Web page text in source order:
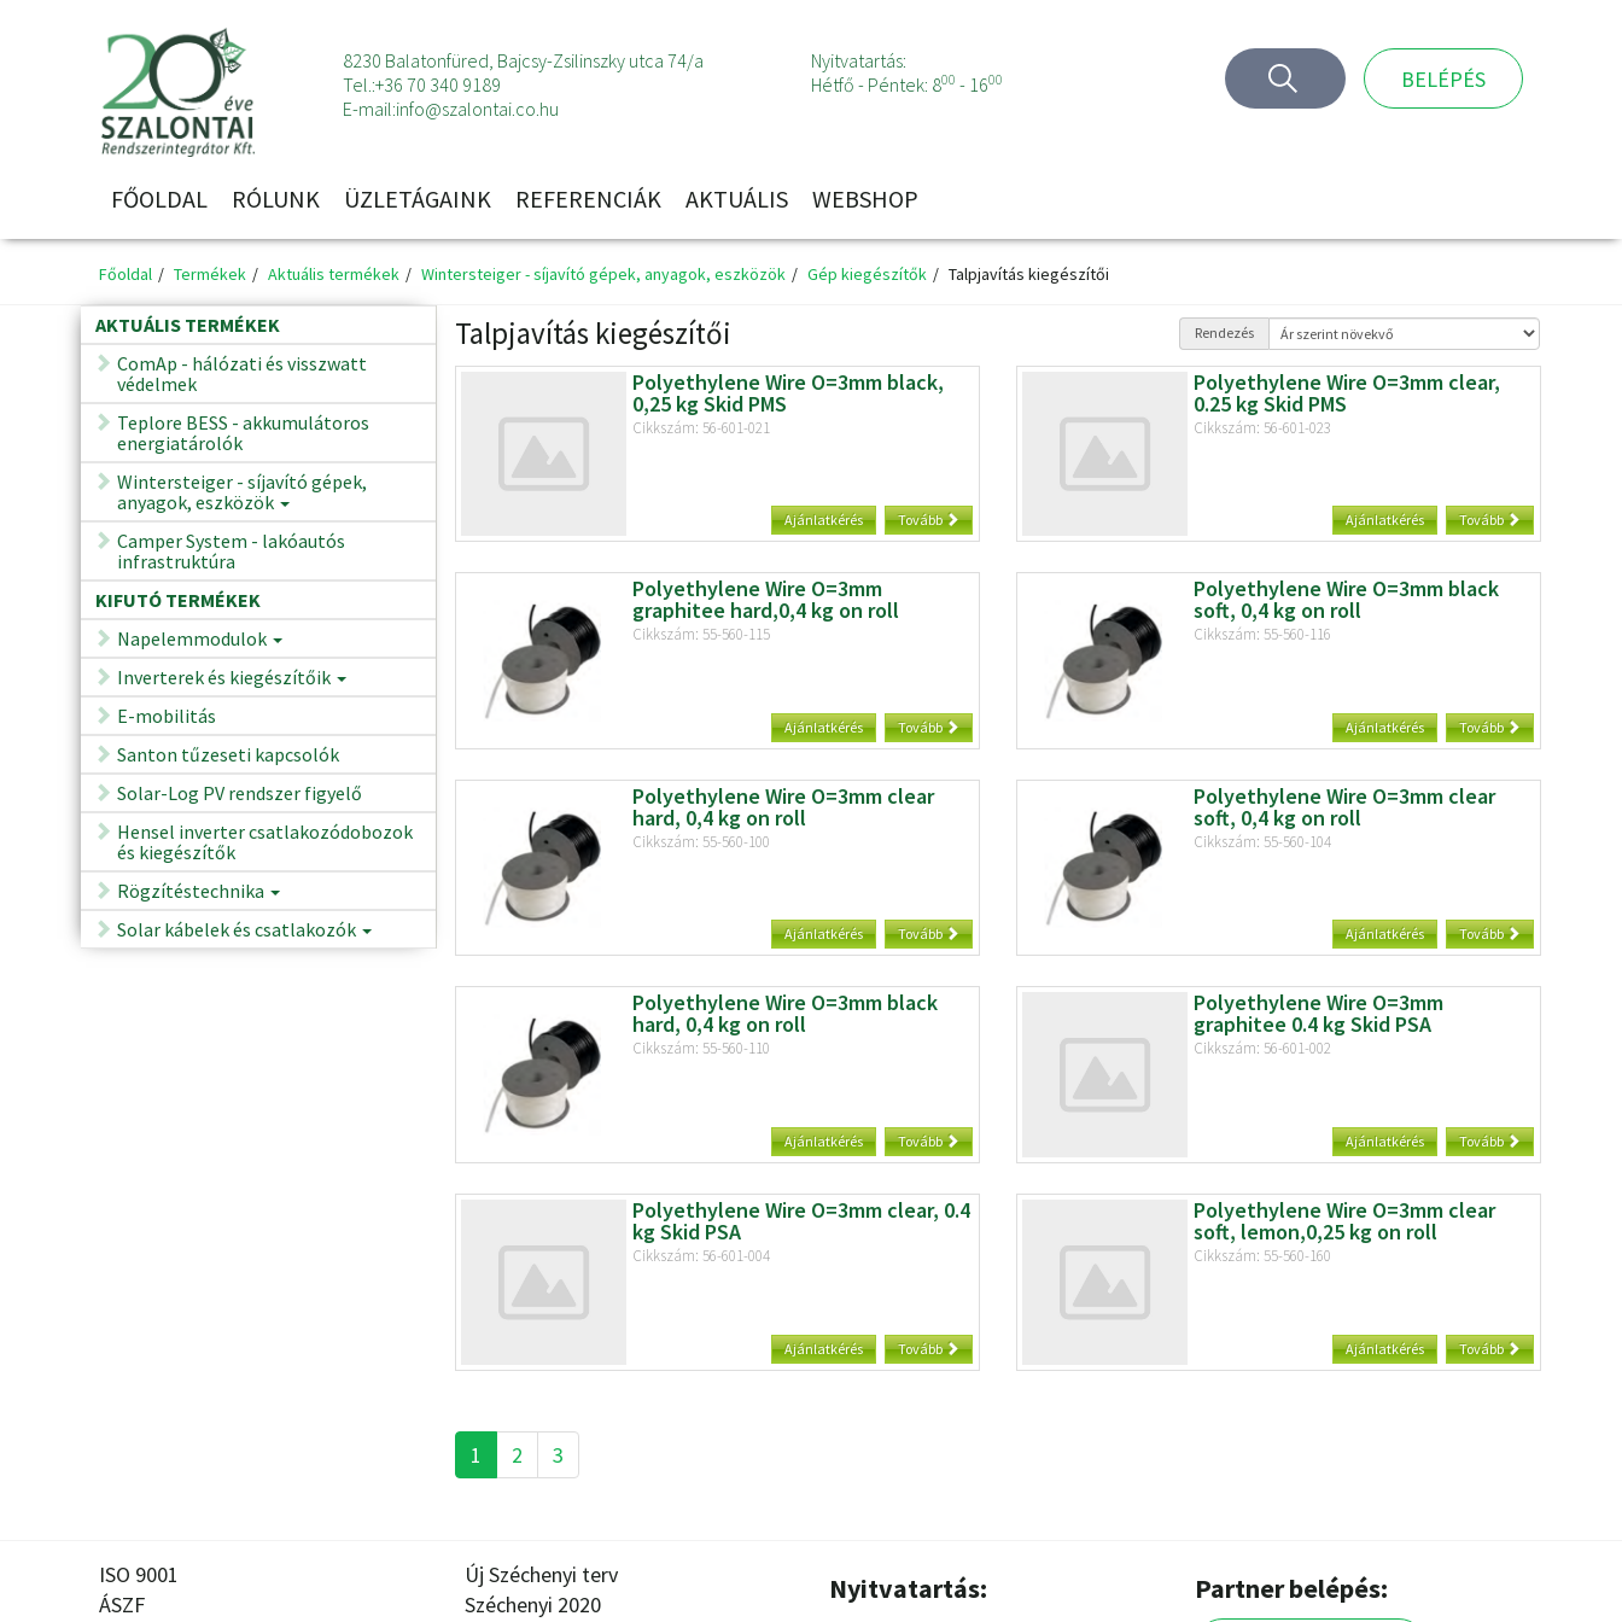
8230 Balatonfüred, Bajcsy-Zsilinszky utca 74/a
Tel.:+36 70 340 9189
E-mail:info@szalontai.co.hu
Nyitvatartás:
Hétfő - Péntek: 800 - 1600 BELÉPÉS
FŐOLDAL RÓLUNK ÜZLETÁGAINK REFERENCIÁK AKTUÁLIS WEBSHOP
Főoldal Termékek Aktuális termékek Wintersteiger - síjavító gépek, anyagok, eszközök Gép kiegészítők Talpjavítás kiegészítői
AKTUÁLIS TERMÉKEK
ComAp - hálózati és visszwatt
védelmek
Teplore BESS - akkumulátoros
energiatárolók
Wintersteiger - síjavító gépek,
anyagok, eszközök
Camper System - lakóautós
infrastruktúra
KIFUTÓ TERMÉKEK
Napelemmodulok
Inverterek és kiegészítőik
E-mobilitás
Santon tűzeseti kapcsolók
Solar-Log PV rendszer figyelő
Hensel inverter csatlakozódobozok
és kiegészítők
Rögzítéstechnika
Solar kábelek és csatlakozók
Talpjavítás kiegészítői Rendezés
Polyethylene Wire O=3mm black,
0,25 kg Skid PMS
Cikkszám: 56-601-021
Ajánlatkérés Tovább
Polyethylene Wire O=3mm clear,
0.25 kg Skid PMS
Cikkszám: 56-601-023
Ajánlatkérés Tovább
Polyethylene Wire O=3mm
graphitee hard,0,4 kg on roll
Cikkszám: 55-560-115
Ajánlatkérés Tovább
Polyethylene Wire O=3mm black
soft, 0,4 kg on roll
Cikkszám: 55-560-116
Ajánlatkérés Tovább
Polyethylene Wire O=3mm clear
hard, 0,4 kg on roll
Cikkszám: 55-560-100
Ajánlatkérés Tovább
Polyethylene Wire O=3mm clear
soft, 0,4 kg on roll
Cikkszám: 55-560-104
Ajánlatkérés Tovább
Polyethylene Wire O=3mm black
hard, 0,4 kg on roll
Cikkszám: 55-560-110
Ajánlatkérés Tovább
Polyethylene Wire O=3mm
graphitee 0.4 kg Skid PSA
Cikkszám: 56-601-002
Ajánlatkérés Tovább
Polyethylene Wire O=3mm clear, 0.4
kg Skid PSA
Cikkszám: 56-601-004
Ajánlatkérés Tovább
Polyethylene Wire O=3mm clear
soft, lemon,0,25 kg on roll
Cikkszám: 55-560-160
Ajánlatkérés Tovább
1 2 3
ISO 9001
ÁSZF
Új Széchenyi terv
Széchenyi 2020
Nyitvatartás: Partner belépés: